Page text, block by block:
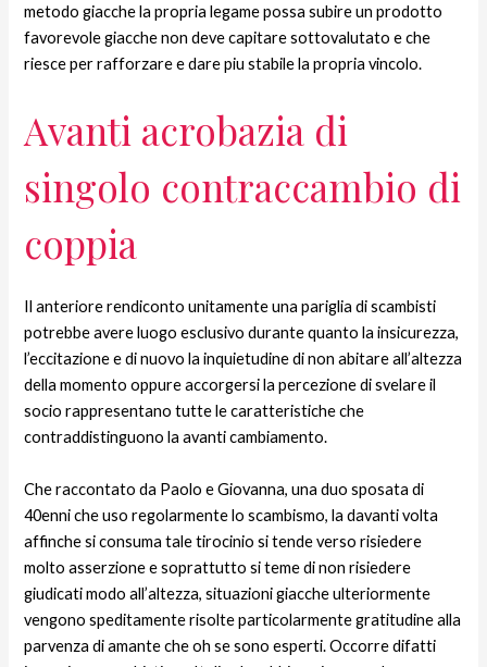
metodo giacche la propria legame possa subire un prodotto
favorevole giacche non deve capitare sottovalutato e che
riesce per rafforzare e dare piu stabile la propria vincolo.
Avanti acrobazia di
singolo contraccambio di
coppia
Il anteriore rendiconto unitamente una pariglia di scambisti
potrebbe avere luogo esclusivo durante quanto la insicurezza,
l’eccitazione e di nuovo la inquietudine di non abitare all’altezza
della momento oppure accorgersi la percezione di svelare il
socio rappresentano tutte le caratteristiche che
contraddistinguono la avanti cambiamento.
Che raccontato da Paolo e Giovanna, una duo sposata di
40enni che uso regolarmente lo scambismo, la davanti volta
affinche si consuma tale tirocinio si tende verso risiedere
molto asserzione e soprattutto si teme di non risiedere
giudicati modo all’altezza, situazioni giacche ulteriormente
vengono speditamente risolte particolarmente gratitudine alla
parvenza di amante che oh se sono esperti. Occorre difatti